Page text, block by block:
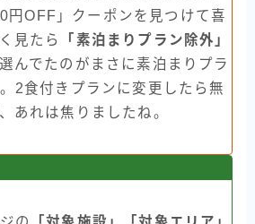
円OFF」クーポンを見つけて喜
見たら
「素泊まりプラン除外」
んでたのがまさに素泊まりプラ
2食付きプランに変更したら無
あれは焦りましたね。